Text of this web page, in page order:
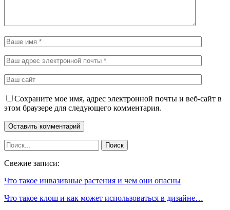
Сохраните мое имя, адрес электронной почты и веб-сайт в
этом браузере для следующего комментария.
Свежие записи:
Что такое инвазивные растения и чем они опасны
Что такое клош и как может использоваться в дизайне…